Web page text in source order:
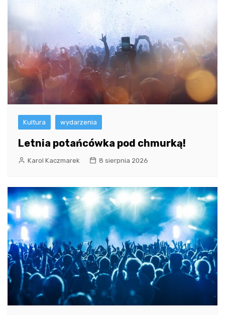
Kultura wydarzenia
Letnia potańcówka pod chmurką!
Karol Kaczmarek 8 sierpnia 2026